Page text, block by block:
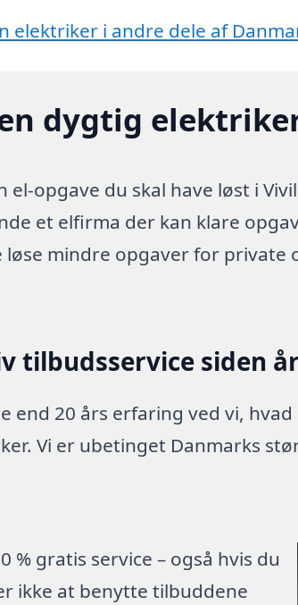
elektriker i andre dele af
dygtig
el-opgave du skal have løst i
et elfirma der kan klare
løse mindre opgaver for
tilbudsservice siden
end 20 års erfaring ved vi,
Vi er ubetinget Danmarks
% gratis service – også hvis du
ikke at benytte tilbuddene